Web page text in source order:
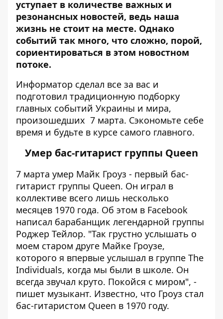
уступает в количестве важных и
резонансных новостей, ведь наша
жизнь не стоит на месте. Однако
событий так много, что сложно, порой,
сориентироваться в этом новостном
потоке.
Информатор сделал все за вас и
подготовил традиционную подборку
главных событий Украины и мира,
произошедших 7 марта. Сэкономьте себе
время и будьте в курсе самого главного.
Умер бас-гитарист группы Queen
7 марта умер Майк Гроуз - первый бас-
гитарист группы Queen. Он играл в
коллективе всего лишь несколько
месяцев 1970 года. Об этом в Facebook
написал барабанщик легендарной группы
Роджер Тейлор. "Так грустно услышать о
моем старом друге Майке Гроузе,
которого я впервые услышал в группе The
Individuals, когда мы были в школе. Он
всегда звучал круто. Покойся с миром", -
пишет музыкант. Известно, что Гроуз стал
бас-гитаристом Queen в 1970 году.